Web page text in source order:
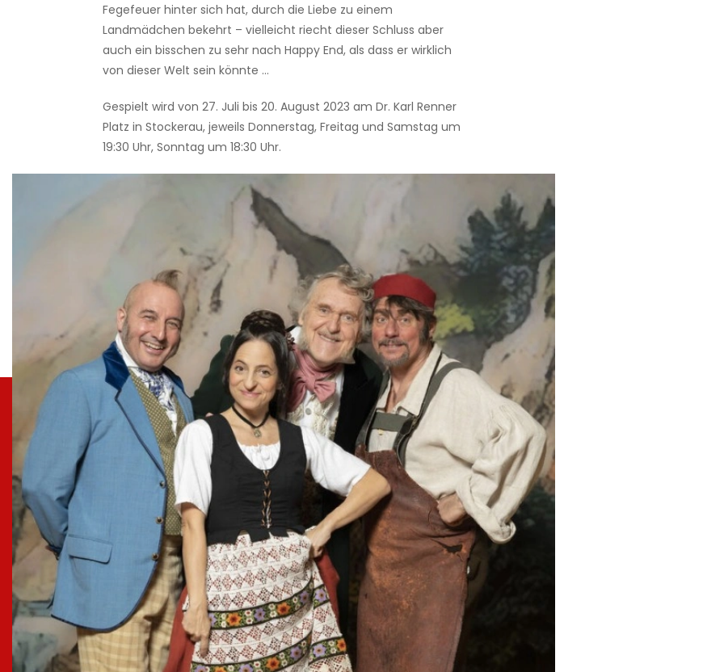
Fegefeuer hinter sich hat, durch die Liebe zu einem
Landmädchen bekehrt – vielleicht riecht dieser Schluss aber
auch ein bisschen zu sehr nach Happy End, als dass er wirklich
von dieser Welt sein könnte ...
Gespielt wird von 27. Juli bis 20. August 2023 am Dr. Karl Renner
Platz in Stockerau, jeweils Donnerstag, Freitag und Samstag um
19:30 Uhr, Sonntag um 18:30 Uhr.